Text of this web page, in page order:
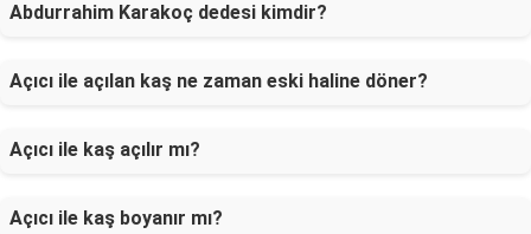
Abdurrahim Karakoç dedesi kimdir?
Açıcı ile açılan kaş ne zaman eski haline döner?
Açıcı ile kaş açılır mı?
Açıcı ile kaş boyanır mı?